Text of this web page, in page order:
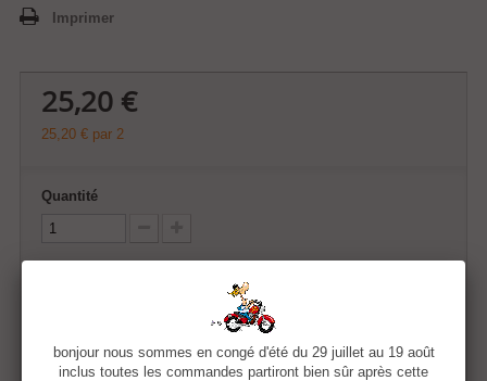
Imprimer
25,20 €
25,20 € par 2
Quantité
Ajouter à ma liste d'envies
bonjour nous sommes en congé d'été du 29 juillet au 19 août
inclus toutes les commandes partiront bien sûr après cette